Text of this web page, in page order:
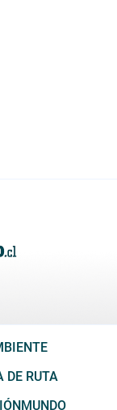
DE RUTA
MUNDO